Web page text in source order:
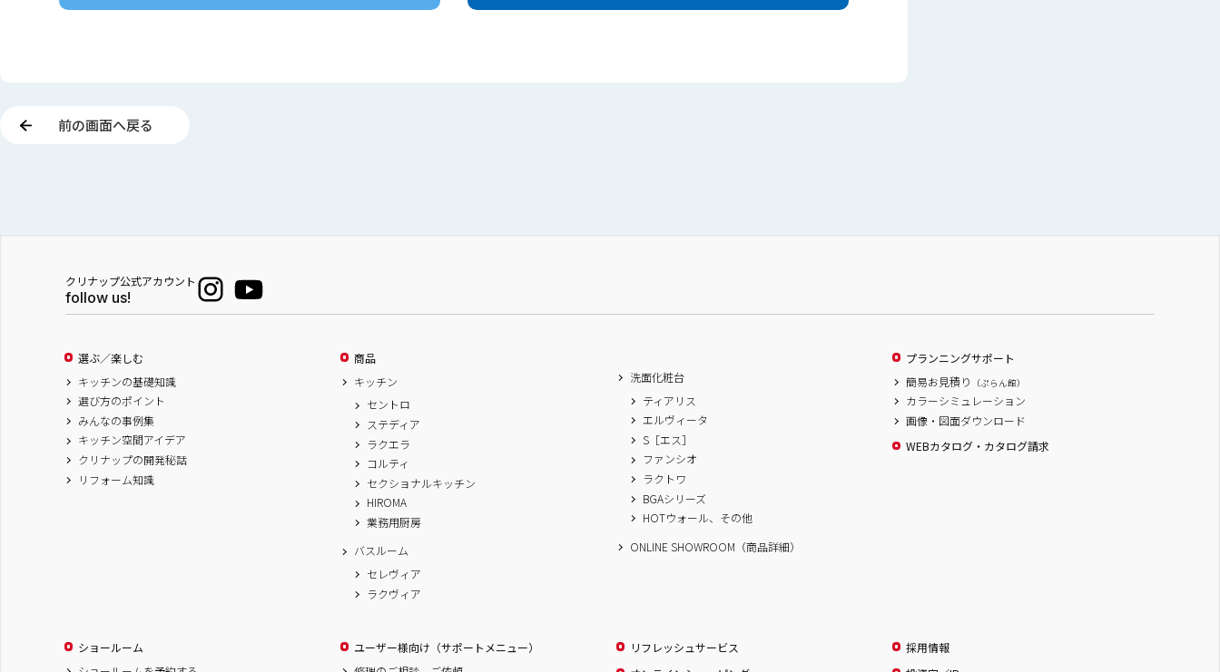
前の画面へ戻る
クリナップ公式アカウント
follow us!
選ぶ／楽しむ
キッチンの基礎知識
選び方のポイント
みんなの事例集
キッチン空間アイデア
クリナップの開発秘話
リフォーム知識
商品
キッチン
セントロ
ステディア
ラクエラ
コルティ
セクショナルキッチン
HIROMA
業務用厨房
バスルーム
セレヴィア
ラクヴィア
洗面化粧台
ティアリス
エルヴィータ
S［エス］
ファンシオ
ラクトワ
BGAシリーズ
HOTウォール、その他
ONLINE SHOWROOM（商品詳細）
プランニングサポート
簡易お見積り
（ぷらん館）
カラーシミュレーション
画像・図面ダウンロード
WEBカタログ・カタログ請求
ショールーム
ユーザー様向け（サポートメニュー）
リフレッシュサービス
採用情報